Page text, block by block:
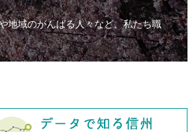
地域のがんばる人々など、私たち職